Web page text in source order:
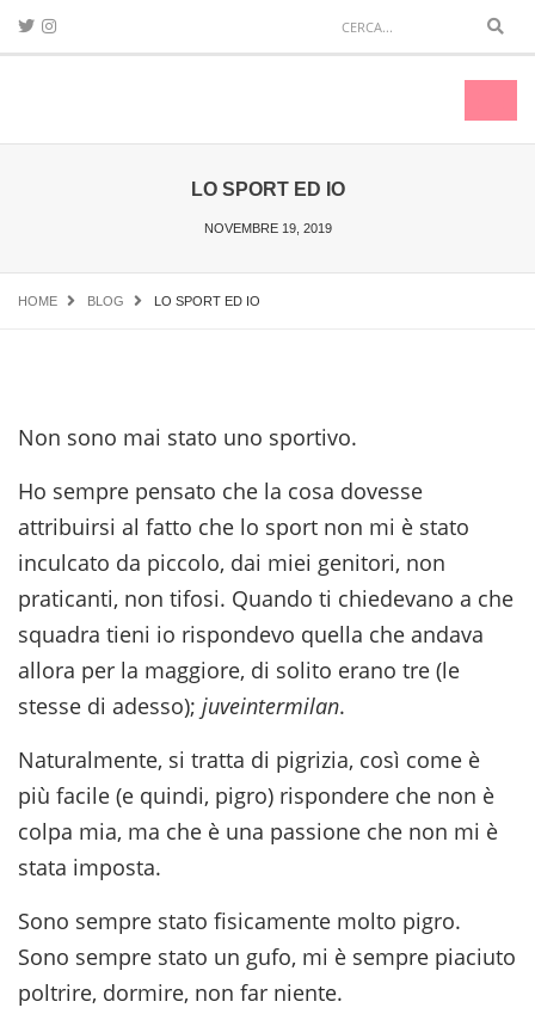
LO SPORT ED IO
NOVEMBRE 19, 2019
HOME BLOG LO SPORT ED IO
Non sono mai stato uno sportivo.
Ho sempre pensato che la cosa dovesse
attribuirsi al fatto che lo sport non mi è stato
inculcato da piccolo, dai miei genitori, non
praticanti, non tifosi. Quando ti chiedevano a che
squadra tieni io rispondevo quella che andava
allora per la maggiore, di solito erano tre (le
stesse di adesso); juveintermilan.
Naturalmente, si tratta di pigrizia, così come è
più facile (e quindi, pigro) rispondere che non è
colpa mia, ma che è una passione che non mi è
stata imposta.
Sono sempre stato fisicamente molto pigro.
Sono sempre stato un gufo, mi è sempre piaciuto
poltrire, dormire, non far niente.